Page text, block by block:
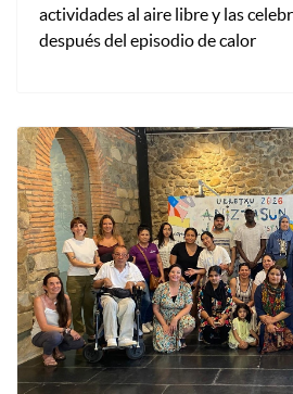
actividades al aire libre y las
después del episodio de calor